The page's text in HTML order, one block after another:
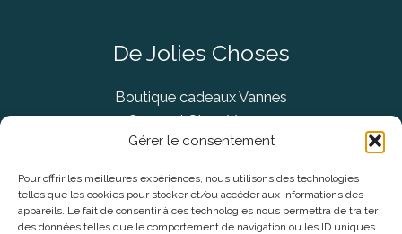
Gérer le consentement
Pour offrir les meilleures expériences, nous utilisons des technologies
telles que les cookies pour stocker et/ou accéder aux informations des
appareils. Le fait de consentir à ces technologies nous permettra de traiter
des données telles que le comportement de navigation ou les ID uniques
De Jolies Choses
Boutique cadeaux Vannes
Concept Store Vannes
Informations légales